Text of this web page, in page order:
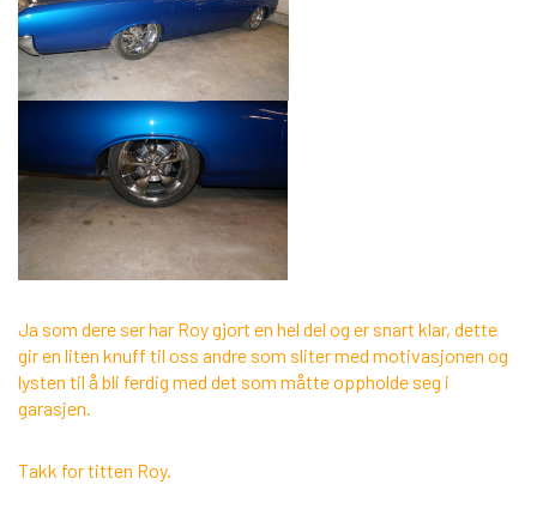
Ja som dere ser har Roy gjort en hel del og er snart klar, dette
gir en liten knuff til oss andre som sliter med motivasjonen og
lysten til å bli ferdig med det som måtte oppholde seg i
garasjen.
Takk for titten Roy.